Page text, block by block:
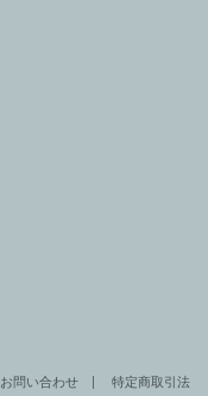
お問い合わせ | 特定商取引法